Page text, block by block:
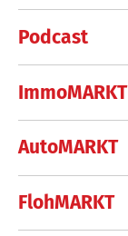
Podcast
ImmoMARKT
AutoMARKT
FlohMARKT